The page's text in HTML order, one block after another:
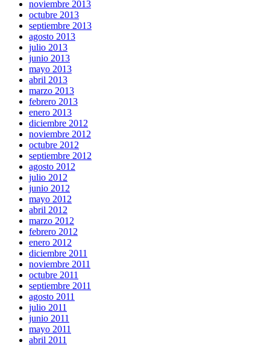
noviembre 2013
octubre 2013
septiembre 2013
agosto 2013
julio 2013
junio 2013
mayo 2013
abril 2013
marzo 2013
febrero 2013
enero 2013
diciembre 2012
noviembre 2012
octubre 2012
septiembre 2012
agosto 2012
julio 2012
junio 2012
mayo 2012
abril 2012
marzo 2012
febrero 2012
enero 2012
diciembre 2011
noviembre 2011
octubre 2011
septiembre 2011
agosto 2011
julio 2011
junio 2011
mayo 2011
abril 2011